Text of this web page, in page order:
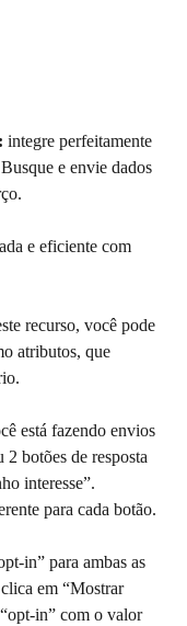
integre perfeitamente
e envie dados
e eficiente com
recurso, você pode
atributos, que
está fazendo envios
2 botões de resposta
interesse”.
para cada botão.
in” para ambas as
em “Mostrar
in” com o valor